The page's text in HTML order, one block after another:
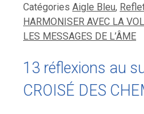
Catégories Aigle Bleu,
HARMONISER AVEC LA
LES MESSAGES DE L’ÂME
13 réflexions au
CROISÉ DES